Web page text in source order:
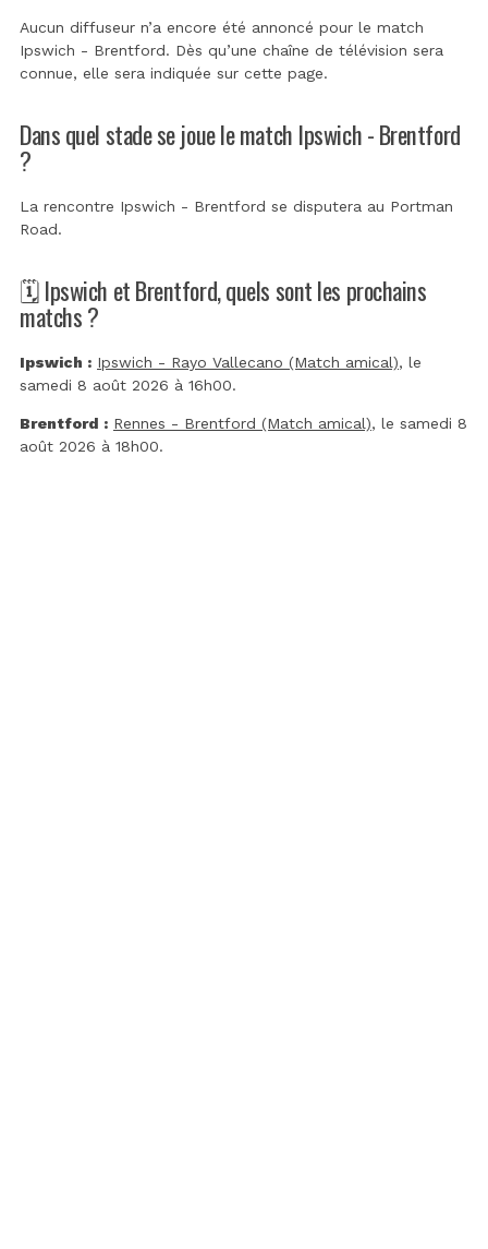
Aucun diffuseur n’a encore été annoncé pour le match
Ipswich - Brentford. Dès qu’une chaîne de télévision sera
connue, elle sera indiquée sur cette page.
Dans quel stade se joue le match Ipswich - Brentford
?
La rencontre Ipswich - Brentford se disputera au Portman
Road.
🗓️ Ipswich et Brentford, quels sont les prochains
matchs ?
Ipswich : Ipswich - Rayo Vallecano (Match amical), le
samedi 8 août 2026 à 16h00.
Brentford : Rennes - Brentford (Match amical), le samedi 8
août 2026 à 18h00.